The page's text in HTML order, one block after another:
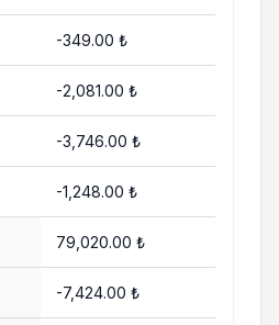
-349.00 ₺
-2,081.00 ₺
-3,746.00 ₺
-1,248.00 ₺
79,020.00 ₺
-7,424.00 ₺